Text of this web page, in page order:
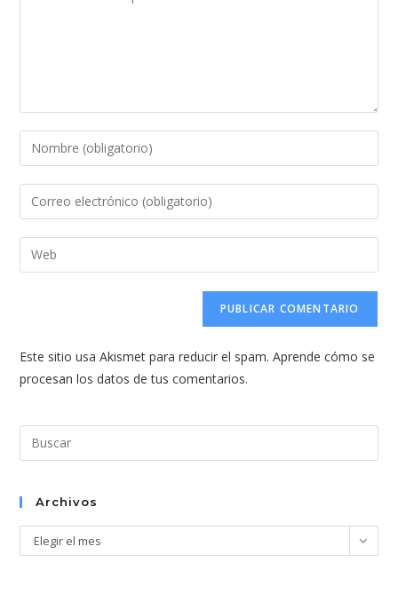
Introduce
tu
nombre
de
usuario
Introduce
tu
dirección
de
comentar
Introduce
la
web
(opcional)
Este sitio usa Akismet para reducir el spam.Aprende cómo se
procesan los datos de tus comentarios.
el
Archivos
Archivos
Elegir el mes